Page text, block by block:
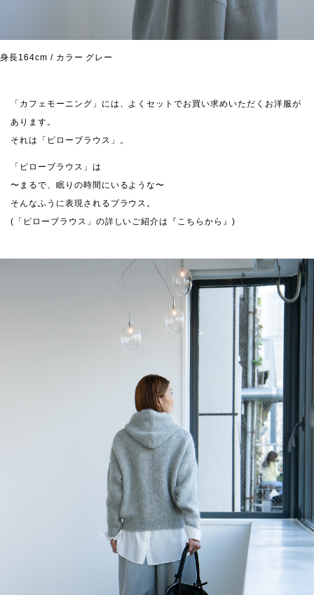
身長164cm / カラー グレー
「カフェモーニング」には、よくセットでお買い求めいただくお洋服が
あります。
それは「ピローブラウス」。
「ピローブラウス」は
〜まるで、眠りの時間にいるような〜
そんなふうに表現されるブラウス。
(「ピローブラウス」の詳しいご紹介は
『こちらから』)